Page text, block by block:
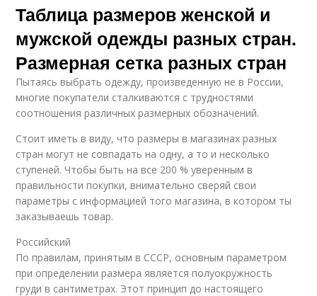
Таблица размеров женской и
мужской одежды разных стран.
Размерная сетка разных стран
Пытаясь выбрать одежду, произведенную не в России,
многие покупатели сталкиваются с трудностями
соотношения различных размерных обозначений.
Стоит иметь в виду, что размеры в магазинах разных
стран могут не совпадать на одну, а то и несколько
ступеней. Чтобы быть на все 200 % уверенным в
правильности покупки, внимательно сверяй свои
параметры с информацией того магазина, в котором ты
заказываешь товар.
Российский
По правилам, принятым в СССР, основным параметром
при определении размера является полуокружность
груди в сантиметрах. Этот принцип до настоящего